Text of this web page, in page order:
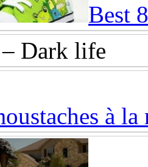
Best
Dark life
à